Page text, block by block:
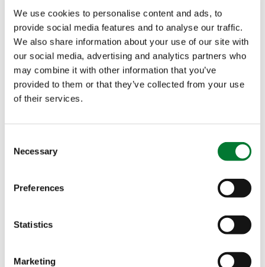
We use cookies to personalise content and ads, to
provide social media features and to analyse our traffic.
We also share information about your use of our site with
our social media, advertising and analytics partners who
may combine it with other information that you’ve
provided to them or that they’ve collected from your use
of their services.
Selection
Necessary
Preferences
Statistics
Marketing
这项CE认证对种植者意味着什么?
IPE
技术系列产品获得CE级生物刺激剂认证，这不仅是
益：
标志
是欧盟对产品的官方背书，意味
效果显著 。当您看到这一标志，就会知道我们关于养
的支持，并已通过欧洲肥料协会
的官方验
全系列合规
现已应用于我们